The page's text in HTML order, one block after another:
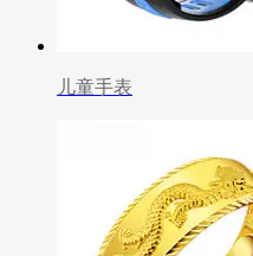
儿童手表